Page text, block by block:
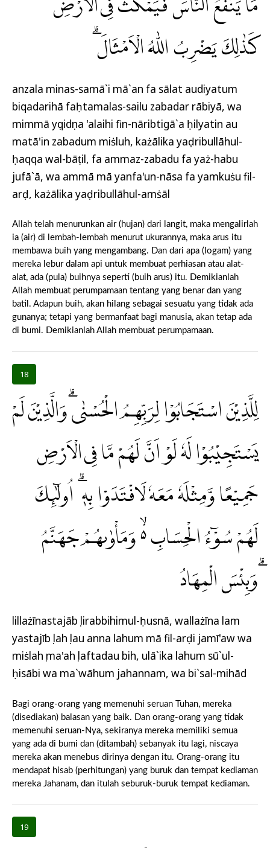
كَذٰلِكَ يَضْرِبُ اللّٰهُ الْاَمْثَالَ ۗ
anzala minas-samā`i mā`an fa sālat audiyatum
biqadarihā faḥtamalas-sailu zabadar rābiyā, wa
mimmā yụqidụna 'alaihi fin-nāribtigā`a ḥilyatin au
matā'in zabadum miṡluh, każālika yaḍribullāhul-
ḥaqqa wal-bāṭil, fa ammaz-zabadu fa yaż-habu
jufā`ā, wa ammā mā yanfa'un-nāsa fa yamkuṡu fil-
arḍ, każālika yaḍribullāhul-amṡāl
Allah telah menurunkan air (hujan) dari langit, maka mengalirlah
ia (air) di lembah-lembah menurut ukurannya, maka arus itu
membawa buih yang mengambang. Dan dari apa (logam) yang
mereka lebur dalam api untuk membuat perhiasan atau alat-
alat, ada (pula) buihnya seperti (buih arus) itu. Demikianlah
Allah membuat perumpamaan tentang yang benar dan yang
batil. Adapun buih, akan hilang sebagai sesuatu yang tidak ada
gunanya; tetapi yang bermanfaat bagi manusia, akan tetap ada
di bumi. Demikianlah Allah membuat perumpamaan.
18
لِلَّذِيْنَ اسْتَجَابُوْا لِرَبِّهِمُ الْحُسْنٰىۗ وَالَّذِيْنَ لَمْ
يَسْتَجِيْبُوْا لَهٗ لَوْ اَنَّ لَهُمْ مَّا فِى الْاَرْضِ
جَمِيْعًا وَّمِثْلَهٗ مَعَهٗ لَافْتَدَوْا بِهٖ ۗ اُولٰۤىِٕكَ
لَهُمْ سُوْۤءُ الْحِسَابِ ەۙ وَمَأْوٰىهُمْ جَهَنَّمُ
ۗوَبِئْسَ الْمِهَادُ
lillażīnastajābụ lirabbihimul-ḥusnā, wallażīna lam
yastajībụ lahụ lau anna lahum mā fil-arḍi jamī'aw wa
miṡlahụ ma'ahụ laftadau bih, ulā`ika lahum sū`ul-
ḥisābi wa ma`wāhum jahannam, wa bi`sal-mihād
Bagi orang-orang yang memenuhi seruan Tuhan, mereka
(disediakan) balasan yang baik. Dan orang-orang yang tidak
memenuhi seruan-Nya, sekiranya mereka memiliki semua
yang ada di bumi dan (ditambah) sebanyak itu lagi, niscaya
mereka akan menebus dirinya dengan itu. Orang-orang itu
mendapat hisab (perhitungan) yang buruk dan tempat kediaman
mereka Jahanam, dan itulah seburuk-buruk tempat kediaman.
19